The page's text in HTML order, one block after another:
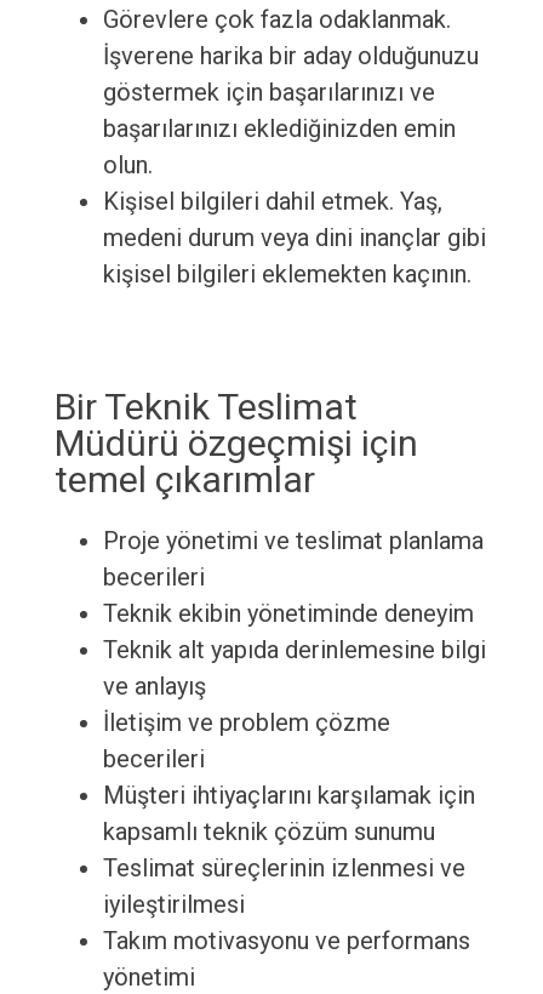
Görevlere çok fazla odaklanmak.
İşverene harika bir aday olduğunuzu
göstermek için başarılarınızı ve
başarılarınızı eklediğinizden emin
olun.
Kişisel bilgileri dahil etmek. Yaş,
medeni durum veya dini inançlar gibi
kişisel bilgileri eklemekten kaçının.
Bir Teknik Teslimat
Müdürü özgeçmişi için
temel çıkarımlar
Proje yönetimi ve teslimat planlama
becerileri
Teknik ekibin yönetiminde deneyim
Teknik alt yapıda derinlemesine bilgi
ve anlayış
İletişim ve problem çözme
becerileri
Müşteri ihtiyaçlarını karşılamak için
kapsamlı teknik çözüm sunumu
Teslimat süreçlerinin izlenmesi ve
iyileştirilmesi
Takım motivasyonu ve performans
yönetimi